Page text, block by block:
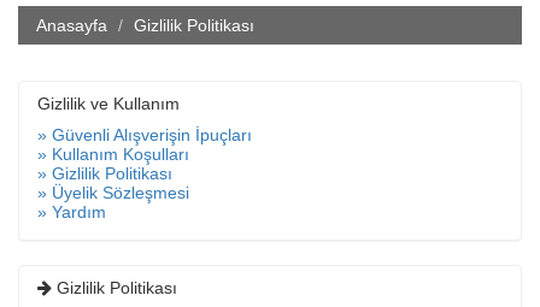
Anasayfa Gizlilik Politikası
Gizlilik ve Kullanım
» Güvenli Alışverişin İpuçları
» Kullanım Koşulları
» Gizlilik Politikası
» Üyelik Sözleşmesi
» Yardım
Gizlilik Politikası